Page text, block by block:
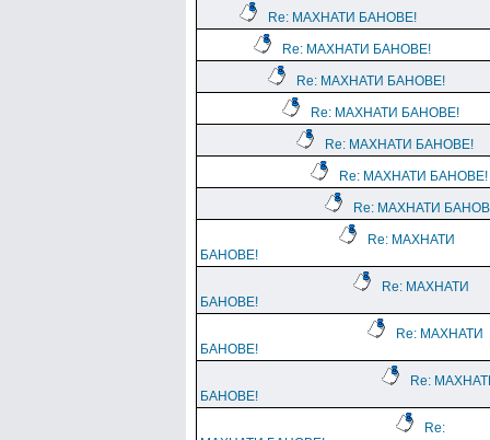
Re: МАХНАТИ БАНОВЕ!
Re: МАХНАТИ БАНОВЕ!
Re: МАХНАТИ БАНОВЕ!
Re: МАХНАТИ БАНОВЕ!
Re: МАХНАТИ БАНОВЕ!
Re: МАХНАТИ БАНОВЕ!
Re: МАХНАТИ
Re: МАХНАТИ
БАНОВЕ!
Re: МАХНАТИ
БАНОВЕ!
Re: МАХНАТИ
БАНОВЕ!
Re:
БАНОВЕ!
Re: